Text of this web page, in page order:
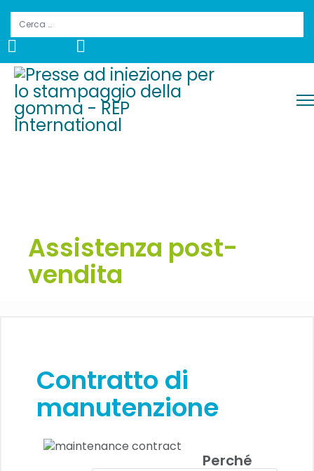
Cerca
Assistenza post-
vendita
Contratto di
manutenzione
Perché